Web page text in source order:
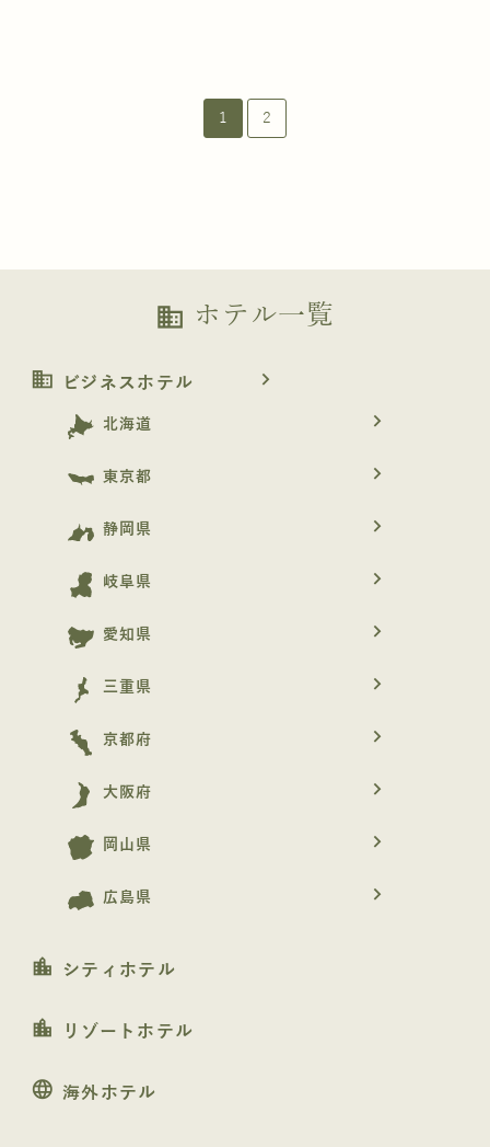
1 2
business ホテル一覧
business ビジネスホテル navigate_next
北海道 navigate_next
東京都 navigate_next
静岡県 navigate_next
岐阜県 navigate_next
愛知県 navigate_next
三重県 navigate_next
京都府 navigate_next
大阪府 navigate_next
岡山県 navigate_next
広島県 navigate_next
location_city シティホテル
location_city リゾートホテル
language 海外ホテル